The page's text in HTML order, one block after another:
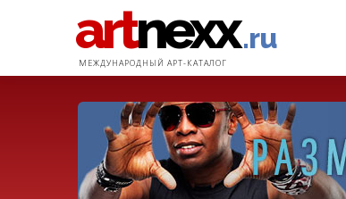
artnexx.ru
МЕЖДУНАРОДНЫЙ АРТ-КАТАЛОГ